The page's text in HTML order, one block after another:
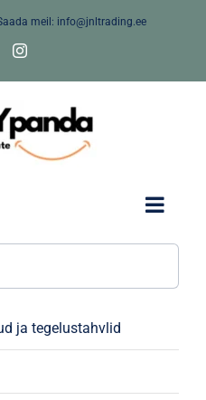
meil: info@jnltrading.ee
FacebookInstagram
ja tegelustahvlid